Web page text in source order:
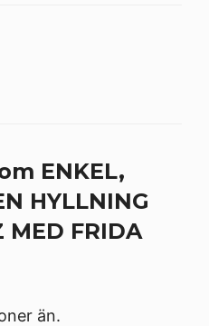
ENKEL,
HYLLNING
MED FRIDA
än.